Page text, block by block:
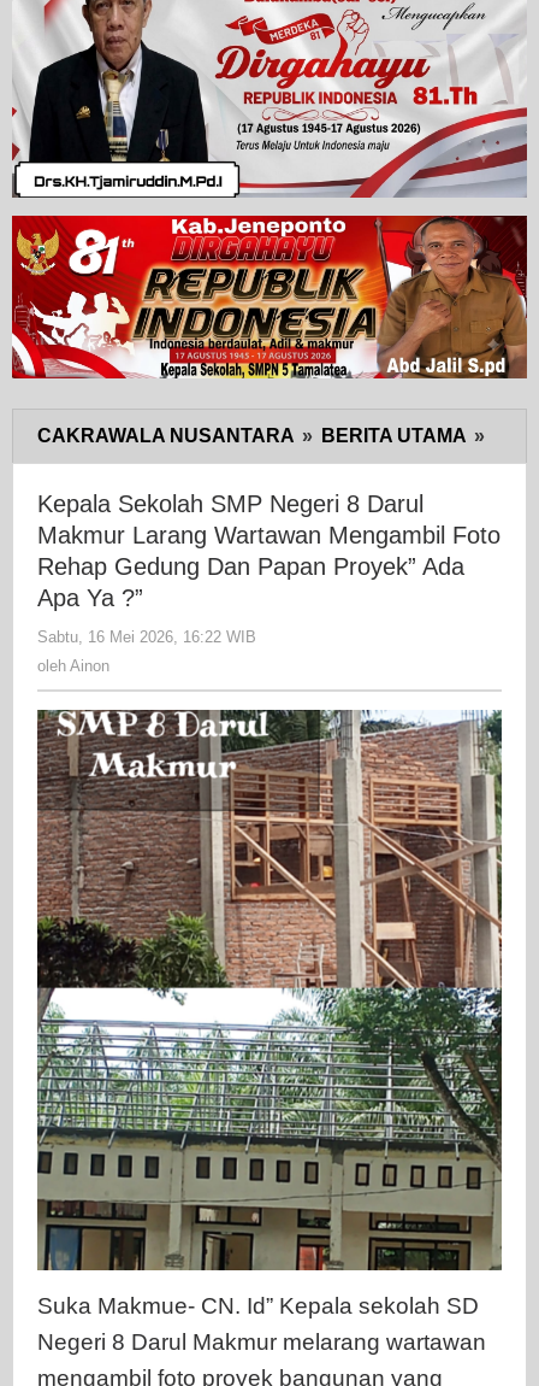
CAKRAWALA NUSANTARA » BERITA UTAMA »
Foto
Dan
Ada
Apa
Ya
?"
Kepala Sekolah SMP Negeri 8 Darul
Makmur Larang Wartawan Mengambil Foto
Rehap Gedung Dan Papan Proyek” Ada
Apa Ya ?”
Sabtu, 16 Mei 2026, 16:22 WIB
oleh Ainon
Suka Makmue- CN. Id” Kepala sekolah SD
Negeri 8 Darul Makmur melarang wartawan
mengambil foto proyek bangunan yang